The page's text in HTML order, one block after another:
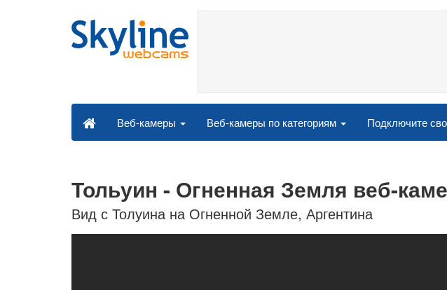
Веб-камеры Веб-камеры по категориям Подключите
Тольуин - Огненная Земля веб-
Вид с Толуина на Огненной Земле, Аргентина